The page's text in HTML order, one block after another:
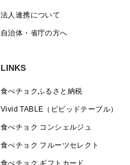
法人連携について
自治体・省庁の方へ
LINKS
食べチョクふるさと納税
Vivid TABLE（ビビッドテーブル）
食べチョク コンシェルジュ
食べチョク フルーツセレクト
食べチョク ギフトカード